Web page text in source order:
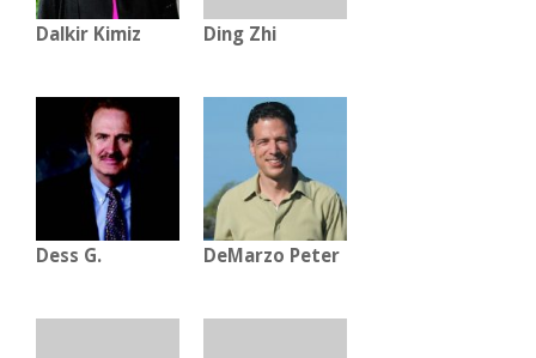
Dalkir Kimiz Ding Zhi
Dess G. DeMarzo Peter